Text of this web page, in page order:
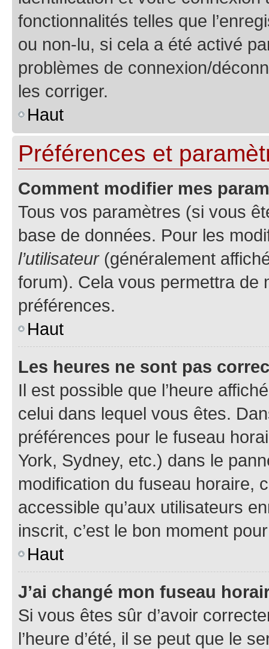
fonctionnalités telles que
ou non-lu, si cela a été activé
problèmes de connexion/
les corriger.
Haut
Préférences et
Comment modifier mes
Tous vos paramètres (si vous
base de données. Pour les
l’utilisateur(généralement
forum). Cela vous permettra de
préférences.
Haut
Les heures ne sont pas
Il est possible que l’heure
celui dans lequel vous êtes.
préférences pour le fuseau
York, Sydney, etc.) dans le
modification du fuseau horaire,
accessible qu’aux utilisateurs
inscrit, c’est le bon moment
Haut
J’ai changé mon fuseau
Si vous êtes sûr d’avoir
l’heure d’été, il se peut que le